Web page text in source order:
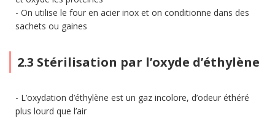
On utilise le four en acier inox et on conditionne dans des
sachets ou gaines
2.3 Stérilisation par l’oxyde d’éthylène
L’oxydation d’éthylène est un gaz incolore, d’odeur éthéré
plus lourd que l’air